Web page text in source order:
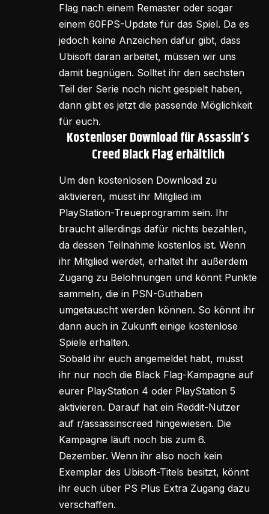
Flag nach einem Remaster oder sogar
einem 60FPS-Update für das Spiel. Da es
jedoch keine Anzeichen dafür gibt, dass
Ubisoft daran arbeitet, müssen wir uns
damit begnügen. Solltet ihr den sechsten
Teil der Serie noch nicht gespielt haben,
dann gibt es jetzt die passende Möglichkeit
für euch.
Kostenloser Download für Assassin’s
Creed Black Flag erhältlich
Um den kostenlosen Download zu
aktivieren, müsst ihr Mitglied im
PlayStation-Treueprogramm sein. Ihr
braucht allerdings dafür nichts bezahlen,
da dessen Teilnahme kostenlos ist. Wenn
ihr Mitglied werdet, erhaltet ihr außerdem
Zugang zu Belohnungen und könnt Punkte
sammeln, die in PSN-Guthaben
umgetauscht werden können. So könnt ihr
dann auch in Zukunft einige kostenlose
Spiele erhalten.
Sobald ihr euch angemeldet habt, musst
ihr nur noch die Black Flag-Kampagne auf
eurer PlayStation 4 oder PlayStation 5
aktivieren. Darauf hat ein Reddit-Nutzer
auf r/assassinscreed hingewiesen. Die
Kampagne läuft noch bis zum 6.
Dezember. Wenn ihr also noch kein
Exemplar des Ubisoft-Titels besitzt, könnt
ihr euch über PS Plus Extra Zugang dazu
verschaffen.